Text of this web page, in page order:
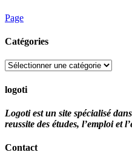
Page
Catégories
Catégories
logoti
Logoti est un site spécialisé
reussite des études, l’emploi et
Contact